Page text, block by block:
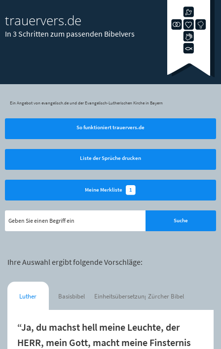
trauervers.de
In 3 Schritten zum passenden Bibelvers
Ein Angebot von evangelisch.de und der Evangelisch-Lutherischen Kirche in Bayern
So funktioniert trauervers.de
Liste der Sprüche drucken
Meine Merkliste 1
Ihre Auswahl ergibt folgende Vorschläge:
Luther Basisbibel Einheitsübersetzung Zürcher Bibel
“Ja, du machst hell meine Leuchte, der
HERR, mein Gott, macht meine Finsternis